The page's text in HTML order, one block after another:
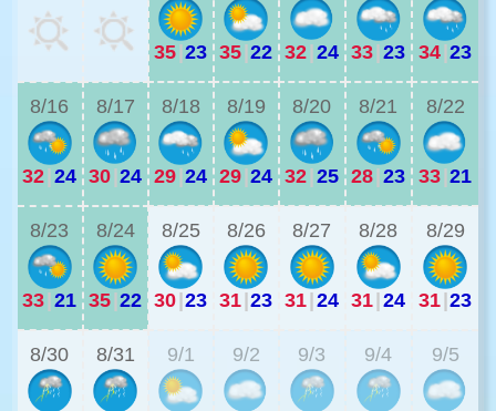
35|23 35|22 32|24 33|23 34|23
8/16
32|24
8/17
30|24
8/18
29|24
8/19
29|24
8/20
32|25
8/21
28|23
8/22
33|21
8/23
33|21
8/24
35|22
8/25
30|23
8/26
31|23
8/27
31|24
8/28
31|24
8/29
31|23
8/30 8/31 9/1 9/2 9/3 9/4 9/5